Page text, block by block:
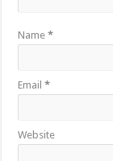
Name*
Email*
Website